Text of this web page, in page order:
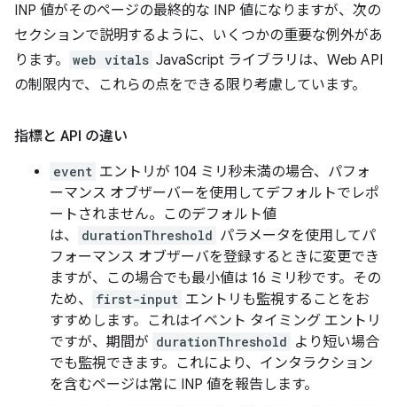
INP 値がそのページの最終的な INP 値になりますが、次の
セクションで説明するように、いくつかの重要な例外があ
ります。
web vitals JavaScript ライブラリは、Web API
の制限内で、これらの点をできる限り考慮しています。
指標と API の違い
event エントリが 104 ミリ秒未満の場合、パフォ
ーマンス オブザーバーを使用してデフォルトでレポ
ートされません。このデフォルト値
は、
durationThreshold パラメータを使用してパ
フォーマンス オブザーバを登録するときに変更でき
ますが、この場合でも最小値は 16 ミリ秒です。その
ため、
first-input エントリも監視することをお
すすめします。これはイベント タイミング エントリ
ですが、期間が durationThreshold より短い場合
でも監視できます。これにより、インタラクション
を含むページは常に INP 値を報告します。